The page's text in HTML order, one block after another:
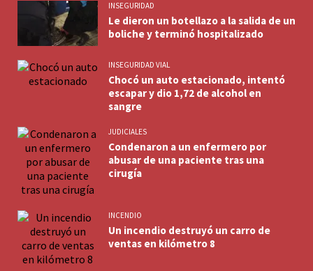
INSEGURIDAD
Le dieron un botellazo a la salida de un
boliche y terminó hospitalizado
INSEGURIDAD VIAL
Chocó un auto estacionado, intentó
escapar y dio 1,72 de alcohol en
sangre
JUDICIALES
Condenaron a un enfermero por
abusar de una paciente tras una
cirugía
INCENDIO
Un incendio destruyó un carro de
ventas en kilómetro 8